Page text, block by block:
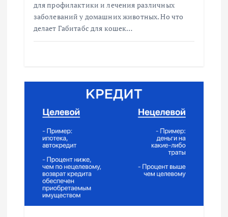
для профилактики и лечения различных
заболеваний у домашних животных. Но что
делает Габитабс для кошек…